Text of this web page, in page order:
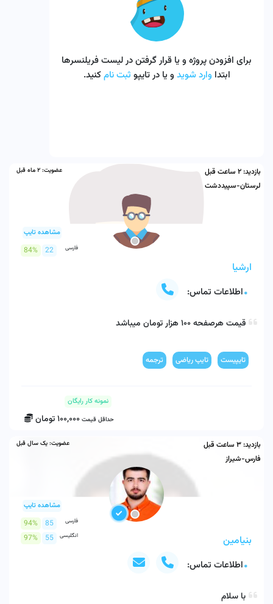
برای افزودن پروژه و یا قرار گرفتن در لیست فریلنسرها
ابتداوارد شویدو یا در تایپو ثبت نامکنید.
بازدید:2 ساعت قبل
لرستان-سپیددشت
عضویت: 2 ماه قبل
مشاهده تایپ
22
84% فارسی
ارشیا
اطلاعات تماس:
تایپیست تایپ ریاضی ترجمه
قیمت هرصفحه 100 هزار تومان میباشد
نمونه کار رایگان
حداقل قیمت 100,000تومان
بازدید:3 ساعت قبل
فارس-شیراز
عضویت: یک سال قبل
مشاهده تایپ
85
94% فارسی
55
97% انگلیسی بنیامین
اطلاعات تماس: